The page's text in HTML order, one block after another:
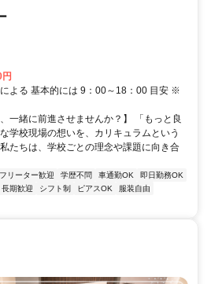
よる 基本的には 9：00～18：00 目安 ※
一緒に前進させませんか？】 「もっと良
学校現場の想いを、カリキュラムという
たちは、学校ごとの理念や課題に向き合
フリーター歓迎 学歴不問 車通勤OK
即日勤務OK
長期歓迎 シフト制 ピアスOK
服装自由